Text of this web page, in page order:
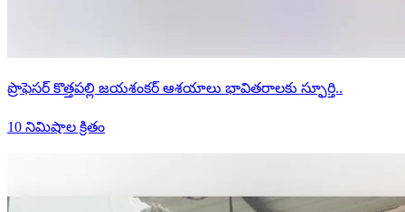
ప్రొఫెసర్ కొత్తపల్లి జయశంకర్ ఆశయాలు భావితరాలకు స్ఫూర్తి..
10 నిమిషాల క్రితం